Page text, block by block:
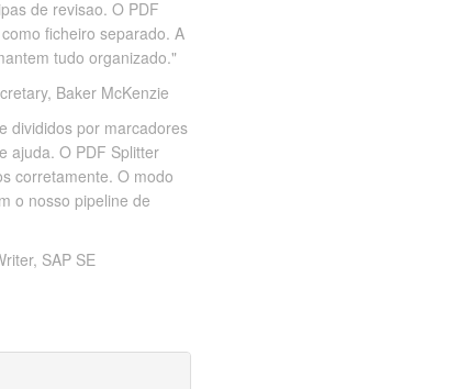
de revisao. O PDF
ficheiro separado. A
tudo organizado."
Baker McKenzie
divididos por marcadores
ajuda. O PDF Splitter
corretamente. O modo
o nosso pipeline de
SAP SE